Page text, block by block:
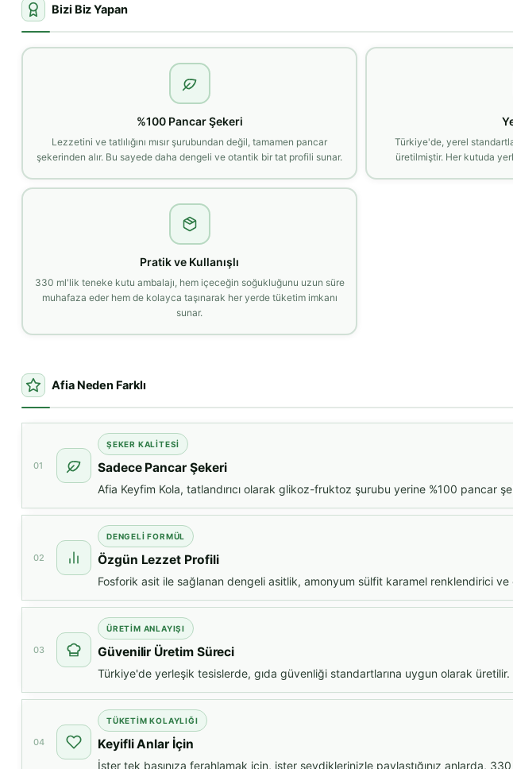
Bizi Biz Yapan
%100 Pancar Şekeri
Lezzetini ve tatlılığını mısır şurubundan değil, tamamen pancar
şekerinden alır. Bu sayede daha dengeli ve otantik bir tat profili sunar.
Türkiye'de, yerel
üretilmiştir. Her kutuda
Pratik ve Kullanışlı
330 ml'lik teneke kutu ambalajı, hem içeceğin soğukluğunu uzun süre
muhafaza eder hem de kolayca taşınarak her yerde tüketim imkanı
sunar.
Afia Neden Farklı
01
ŞEKER KALITESI
Sadece Pancar Şekeri
Afia Keyfim Kola, tatlandırıcı olarak glikoz-fruktoz şurubu yerine %100 pancar
02
DENGELI FORMÜL
Özgün Lezzet Profili
Fosforik asit ile sağlanan dengeli asitlik, amonyum sülfit karamel renklendirici
03
ÜRETIM ANLAYIŞI
Güvenilir Üretim Süreci
Türkiye'de yerleşik tesislerde, gıda güvenliği standartlarına uygun olarak
04
TÜKETIM KOLAYLIĞI
Keyifli Anlar İçin
İster tek başınıza ferahlamak için, ister sevdiklerinizle paylaştığınız anlarda,